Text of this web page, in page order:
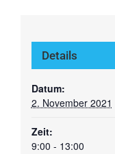
Details
Datum:
2. November 2021
Zeit:
9:00 - 13:00